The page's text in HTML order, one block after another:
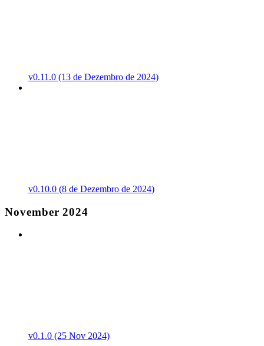
v0.11.0 (13 de Dezembro de 2024)
v0.10.0 (8 de Dezembro de 2024)
November 2024
v0.1.0 (25 Nov 2024)